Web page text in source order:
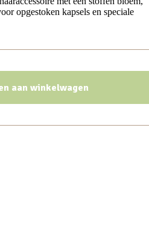
opgestoken kapsels en speciale
aan winkelwagen